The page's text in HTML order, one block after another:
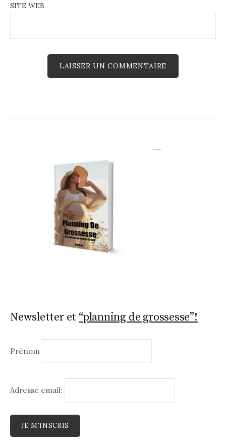
SITE WEB
Newsletter et “planning de grossesse”!
Prénom
Adresse email: